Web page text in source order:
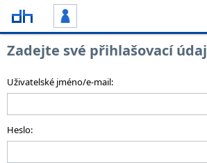
Zadejte své přihlašovací
Uživatelské jméno/e-mail:
Heslo: